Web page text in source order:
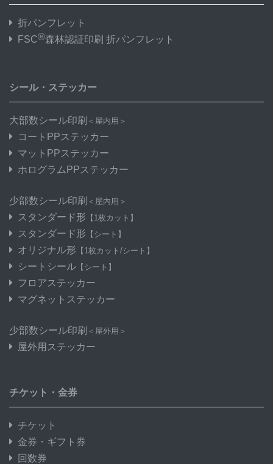
折パンフレット
FSC®森林認証印刷 折パンフレット
シール・ステッカー
大部数シール印刷 ＜屋内用＞
コートPPステッカー
マットPPステッカー
ホログラムPPステッカー
少部数シール印刷 ＜屋内用＞
スタンダード形 【1枚カット】
スタンダード形 【シート】
オリジナル形 【1枚カット/シート】
シートシール 【シート】
フロアステッカー
マグネットステッカー
少部数シール印刷 ＜屋外用＞
屋外用ステッカー
チケット・金券
チケット
金券・ギフト券
回数券